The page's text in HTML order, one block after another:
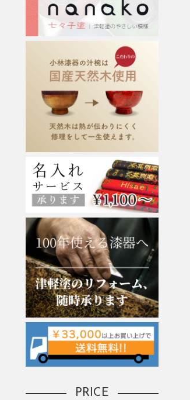
PRICE